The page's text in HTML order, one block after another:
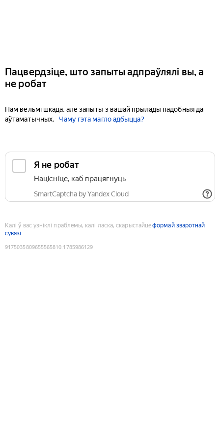
Пацвердзіце, што запыты адпраўлялі вы, а
не робат
Нам вельмі шкада, але запыты з вашай прылады падобныя да
аўтаматычных.
Чаму гэта магло адбыцца?
Я не робат
Націсніце, каб працягнуць
SmartCaptcha by Yandex Cloud
Калі ў вас узніклі праблемы, калі ласка, скарыстайцеформай зваротнай
сувязі
9175035809655565810:1785986129